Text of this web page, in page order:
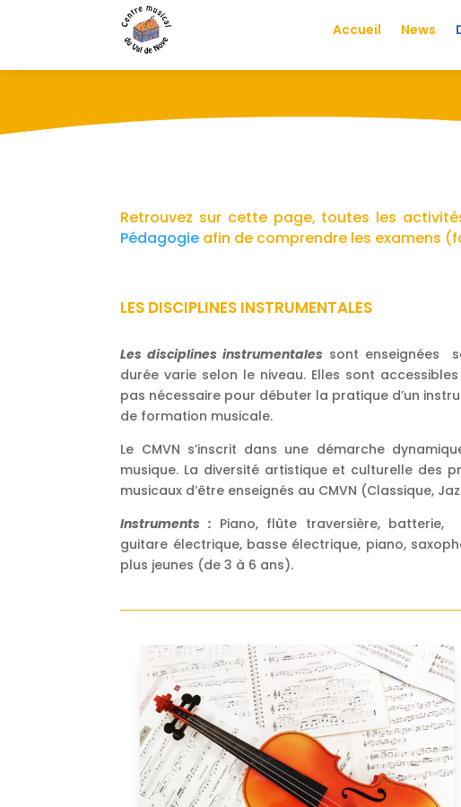
Accueil News
Retrouvez sur cette page, toutes les
Pédagogie afin de comprendre les examens
LES DISCIPLINES INSTRUMENTALES
Les disciplines instrumentales sont enseignées
durée varie selon le niveau. Elles sont
pas nécessaire pour débuter la pratique d’un
de formation musicale.
Le CMVN s’inscrit dans une démarche
musique. La diversité artistique et culturelle des
musicaux d’être enseignés au CMVN (Classique,
Instruments : Piano, flûte traversière, batterie,
guitare électrique, basse électrique, piano,
plus jeunes (de 3 à 6 ans).